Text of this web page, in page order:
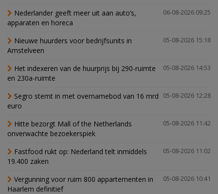
06-08-2026 09:25
Nederlander geeft meer uit aan auto’s,
apparaten en horeca
05-08-2026 15:18
Nieuwe huurders voor bedrijfsunits in
Amstelveen
05-08-2026 14:53
Het indexeren van de huurprijs bij 290-ruimte
en 230a-ruimte
05-08-2026 12:28
Segro stemt in met overnamebod van 16 mrd
euro
05-08-2026 11:42
Hitte bezorgt Mall of the Netherlands
onverwachte bezoekerspiek
05-08-2026 11:02
Fastfood rukt op: Nederland telt inmiddels
19.400 zaken
05-08-2026 10:41
Vergunning voor ruim 800 appartementen in
Haarlem definitief